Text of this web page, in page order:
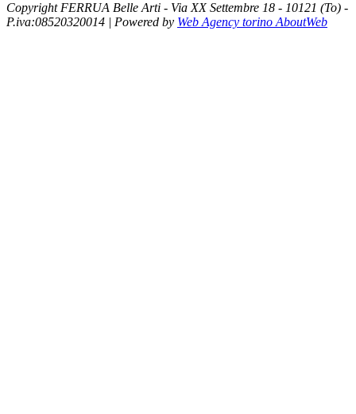
Copyright FERRUA Belle Arti - Via XX Settembre 18 - 10121 (To) -
P.iva:08520320014 | Powered by Web Agency torino AboutWeb